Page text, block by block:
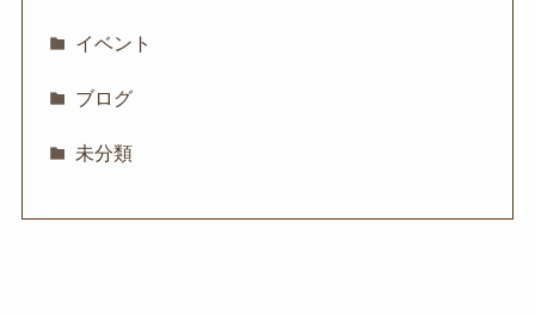
イベント
ブログ
未分類